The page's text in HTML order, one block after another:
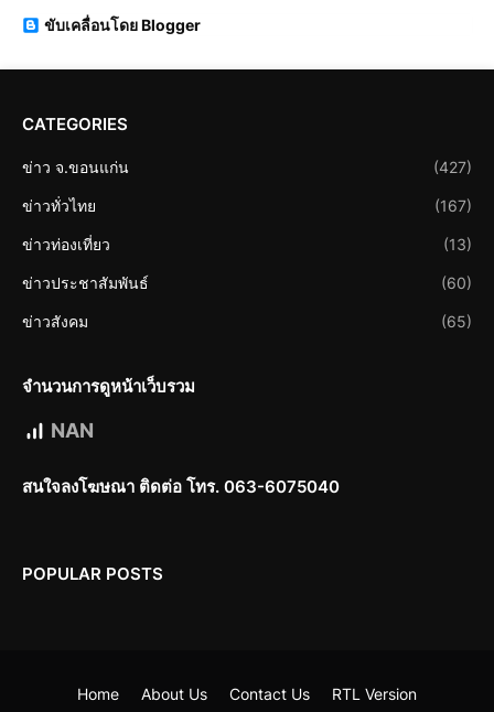
ขับเคลื่อนโดย Blogger
CATEGORIES
ข่าว จ.ขอนแก่น (427)
ข่าวทั่วไทย (167)
ข่าวท่องเที่ยว (13)
ข่าวประชาสัมพันธ์ (60)
ข่าวสังคม (65)
จำนวนการดูหน้าเว็บรวม
NAN
สนใจลงโฆษณา ติดต่อ โทร. 063-6075040
POPULAR POSTS
Home About Us Contact Us RTL Version